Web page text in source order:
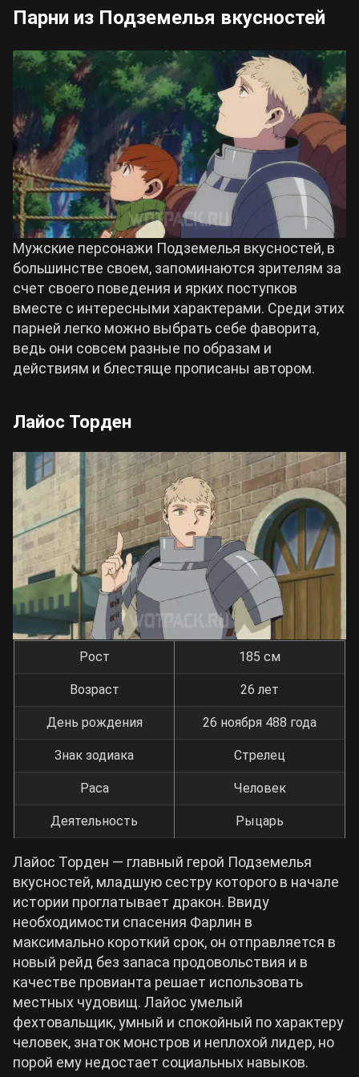
Парни из Подземелья вкусностей
Мужские персонажи Подземелья вкусностей, в
большинстве своем, запоминаются зрителям за
счет своего поведения и ярких поступков
вместе с интересными характерами. Среди этих
парней легко можно выбрать себе фаворита,
ведь они совсем разные по образам и
действиям и блестяще прописаны автором.
Лайос Торден
Рост 185 см
Возраст 26 лет
День рождения 26 ноября 488 года
Знак зодиака Стрелец
Раса Человек
Деятельность Рыцарь
Лайос Торден ― главный герой Подземелья
вкусностей, младшую сестру которого в начале
истории проглатывает дракон. Ввиду
необходимости спасения Фарлин в
максимально короткий срок, он отправляется в
новый рейд без запаса продовольствия и в
качестве провианта решает использовать
местных чудовищ. Лайос умелый
фехтовальщик, умный и спокойный по характеру
человек, знаток монстров и неплохой лидер, но
порой ему недостает социальных навыков.